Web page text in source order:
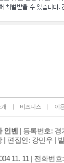
비즈니스 이
인벤 | 등록번호: 경
| 편집인: 강민우 |
11. 11 | 전화번호